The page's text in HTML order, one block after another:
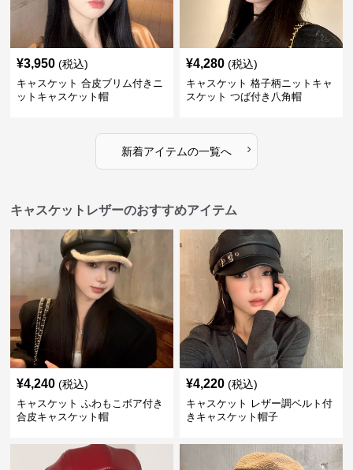
¥3,950 (税込)
キャスケット 合皮ブリム付きニ
ットキャスケット帽
¥4,280 (税込)
キャスケット 格子柄ニットキャ
スケット つば付き八角帽
新着アイテムの一覧へ ›
キャスケットレザーのおすすめアイテム
¥4,240 (税込)
キャスケット ふわもこボア付き
合皮キャスケット帽
¥4,220 (税込)
キャスケット レザー調ベルト付
きキャスケット帽子